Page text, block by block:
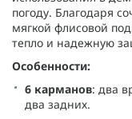
погоду. Благодаря
мягкой флисовой
тепло и надежную
Особенности:
6 карманов: два
два задних.